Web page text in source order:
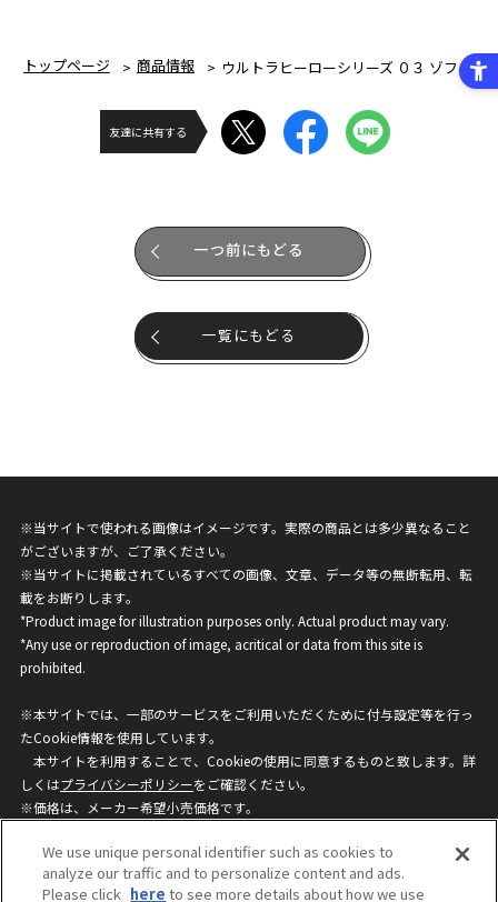
トップページ 商品情報 ウルトラヒーローシリーズ ０３ ゾフィー
友達に共有する
一つ前にもどる
一覧にもどる
※当サイトで使われる画像はイメージです。実際の商品とは多少異なること
がございますが、ご了承ください。
※当サイトに掲載されているすべての画像、文章、データ等の無断転用、転
載をお断りします。
*Product image for illustration purposes only. Actual product may vary.
*Any use or reproduction of image, acritical or data from this site is
prohibited.
※本サイトでは、一部のサービスをご利用いただくために付与設定等を行っ
たCookie情報を使用しています。
本サイトを利用することで、Cookieの使用に同意するものと致します。詳
しくはプライバシーポリシーをご確認ください。
※価格は、メーカー希望小売価格です。
ざいますのでご了承ください。
We use unique personal identifier such as cookies to
analyze our traffic and to personalize content and ads.
Please click here to see more details about how we use